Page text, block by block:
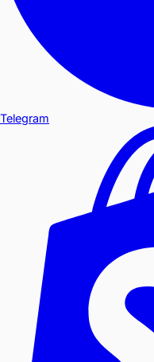
Telegram